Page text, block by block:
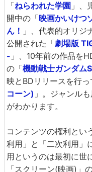
「ねらわれた学園 」、
開中の「映画かいけつ
ん！ 」、代表的オリジ
公開された「劇場版
- 」、10年前の作品を
の「機動戦士ガンダム
映とBDリリースを行っ
コーン) 」。ジャンル
がわかります。
コンテンツの権利とい
利用」と「二次利用」
用というのは最初に世
「スクリーン(映画)」